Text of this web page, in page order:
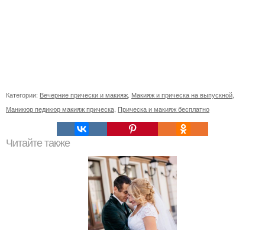
Категории: Вечерние прически и макияж Макияж и прическа на выпускной
Маникюр педикюр макияж прическа Прическа и макияж бесплатно
Читайте также